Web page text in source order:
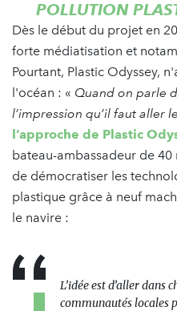
POLLUTION
Dès le début du projet en
forte médiatisation et
Pourtant, Plastic Odyssey,
l'océan : « Quand on parle
l’impression qu’il faut aller
l’approche de Plastic
bateau-ambassadeur de
de démocratiser les
plastique grâce à neuf
le navire :
L’idée est d’aller dans
communautés locales